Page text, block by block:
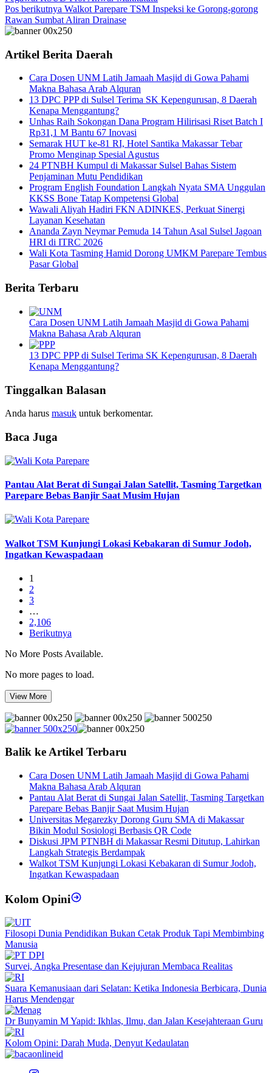
Pos berikutnya Walkot Parepare TSM Inspeksi ke Gorong-gorong
Rawan Sumbat Aliran Drainase
Artikel Berita Daerah
Cara Dosen UNM Latih Jamaah Masjid di Gowa Pahami
Makna Bahasa Arab Alquran
13 DPC PPP di Sulsel Terima SK Kepengurusan, 8 Daerah
Kenapa Menggantung?
Unhas Raih Sokongan Dana Program Hilirisasi Riset Batch I
Rp31,1 M Bantu 67 Inovasi
Semarak HUT ke-81 RI, Hotel Santika Makassar Tebar
Promo Menginap Spesial Agustus
24 PTNBH Kumpul di Makassar Sulsel Bahas Sistem
Penjaminan Mutu Pendidikan
Program English Foundation Langkah Nyata SMA Unggulan
KKSS Bone Tatap Kompetensi Global
Wawali Aliyah Hadiri FKN ADINKES, Perkuat Sinergi
Layanan Kesehatan
Ananda Zayn Neymar Pemuda 14 Tahun Asal Sulsel Jagoan
HRI di ITRC 2026
Wali Kota Tasming Hamid Dorong UMKM Parepare Tembus
Pasar Global
Berita Terbaru
Cara Dosen UNM Latih Jamaah Masjid di Gowa Pahami
Makna Bahasa Arab Alquran
13 DPC PPP di Sulsel Terima SK Kepengurusan, 8 Daerah
Kenapa Menggantung?
Tinggalkan Balasan
Anda harus masuk untuk berkomentar.
Baca Juga
Pantau Alat Berat di Sungai Jalan Satellit, Tasming Targetkan
Parepare Bebas Banjir Saat Musim Hujan
Walkot TSM Kunjungi Lokasi Kebakaran di Sumur Jodoh,
Ingatkan Kewaspadaan
1
2
3
…
2,106
Berikutnya
No More Posts Available.
No more pages to load.
View More
Balik ke Artikel Terbaru
Cara Dosen UNM Latih Jamaah Masjid di Gowa Pahami
Makna Bahasa Arab Alquran
Pantau Alat Berat di Sungai Jalan Satellit, Tasming Targetkan
Parepare Bebas Banjir Saat Musim Hujan
Universitas Megarezky Dorong Guru SMA di Makassar
Bikin Modul Sosiologi Berbasis QR Code
Diskusi JPM PTNBH di Makassar Resmi Ditutup, Lahirkan
Langkah Strategis Berdampak
Walkot TSM Kunjungi Lokasi Kebakaran di Sumur Jodoh,
Ingatkan Kewaspadaan
Kolom Opini
Filosopi Dunia Pendidikan Bukan Cetak Produk Tapi Membimbing
Manusia
Survei, Angka Presentase dan Kejujuran Membaca Realitas
Suara Kemanusiaan dari Selatan: Ketika Indonesia Berbicara, Dunia
Harus Mendengar
Dr Bunyamin M Yapid: Ikhlas, Ilmu, dan Jalan Kesejahteraan Guru
Kolom Opini: Darah Muda, Denyut Kedaulatan